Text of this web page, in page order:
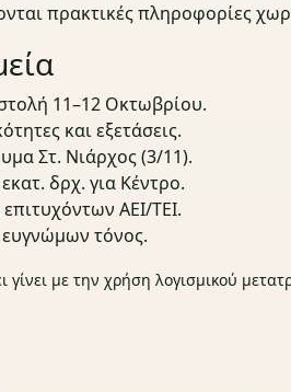
πρακτικές πληροφορίες
11–12 Οκτωβρίου.
και εξετάσεις.
Στ. Νιάρχος (3/11).
δρχ. για Κέντρο.
ΑΕΙ/ΤΕΙ.
τόνος.
γίνει με την χρήση λογισμικού